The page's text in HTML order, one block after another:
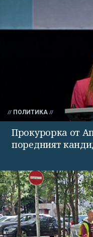
ПОЛИТИКА
Прокурорка от
поредният